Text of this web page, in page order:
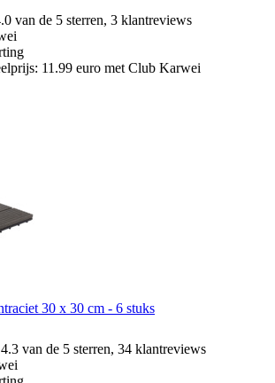
van de 5 sterren, 3 klantreviews
11.99 euro met Club Karwei
30 x 30 cm - 6 stuks
van de 5 sterren, 34 klantreviews